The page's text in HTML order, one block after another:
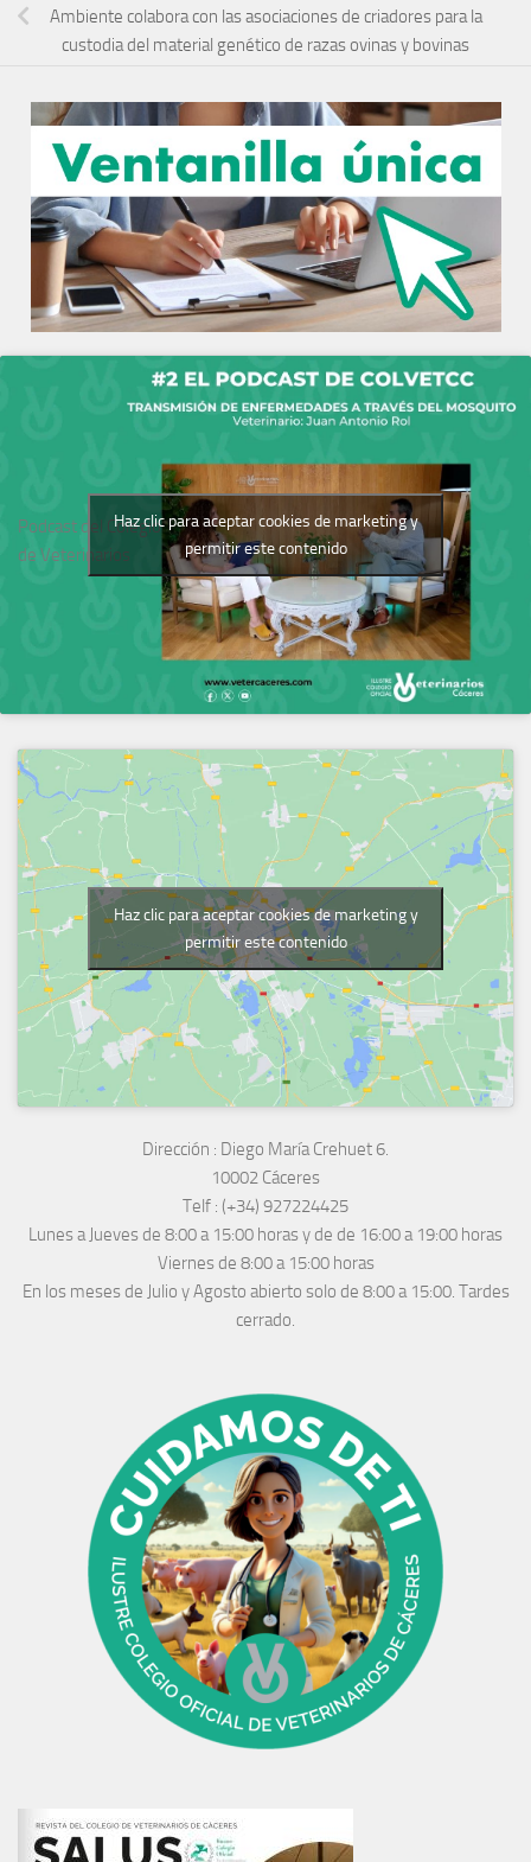
Ambiente colabora con las asociaciones de criadores para la
custodia del material genético de razas ovinas y bovinas
Podcast del Colegio
de Veterinarios
Haz clic para aceptar cookies de marketing y
permitir este contenido
Haz clic para aceptar cookies de marketing y
permitir este contenido
Dirección : Diego María Crehuet 6.
10002 Cáceres
Telf : (+34) 927224425
Lunes a Jueves de 8:00 a 15:00 horas y de de 16:00 a 19:00 horas
Viernes de 8:00 a 15:00 horas
En los meses de Julio y Agosto abierto solo de 8:00 a 15:00. Tardes
cerrado.